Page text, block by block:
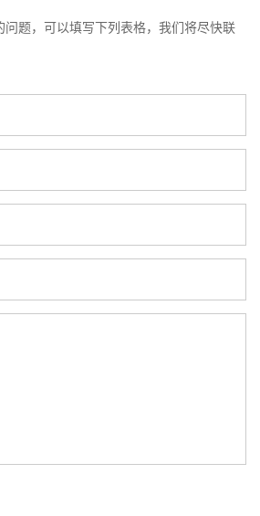
题，可以填写下列表格，我们将尽快联